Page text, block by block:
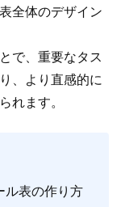
全体のデザイン
で、重要なタス
、より直感的に
れます。
ル表の作り方